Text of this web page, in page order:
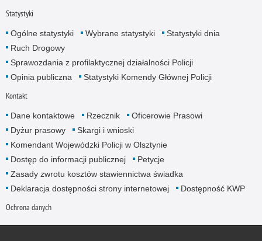
Statystyki
Ogólne statystyki Wybrane statystyki
Statystyki dnia
Ruch Drogowy
Sprawozdania z profilaktycznej działalności Policji
Opinia publiczna
Statystyki Komendy Głównej Policji
Kontakt
Dane kontaktowe Rzecznik
Oficerowie Prasowi
Dyżur prasowy
Skargi i wnioski
Komendant Wojewódzki Policji w Olsztynie
Dostęp do informacji publicznej
Petycje
Zasady zwrotu kosztów stawiennictwa świadka
Deklaracja dostępności strony internetowej
Dostępność KWP
Ochrona danych